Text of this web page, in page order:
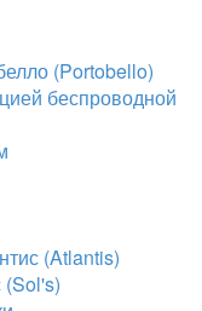
(Portobello)
беспроводной
(Atlantis)